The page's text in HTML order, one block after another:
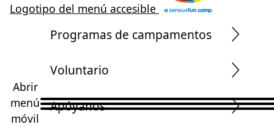
Logotipo del menú accesible
Abrir
menú
móvil
Programas de campamentos
Voluntario
Apóyanos